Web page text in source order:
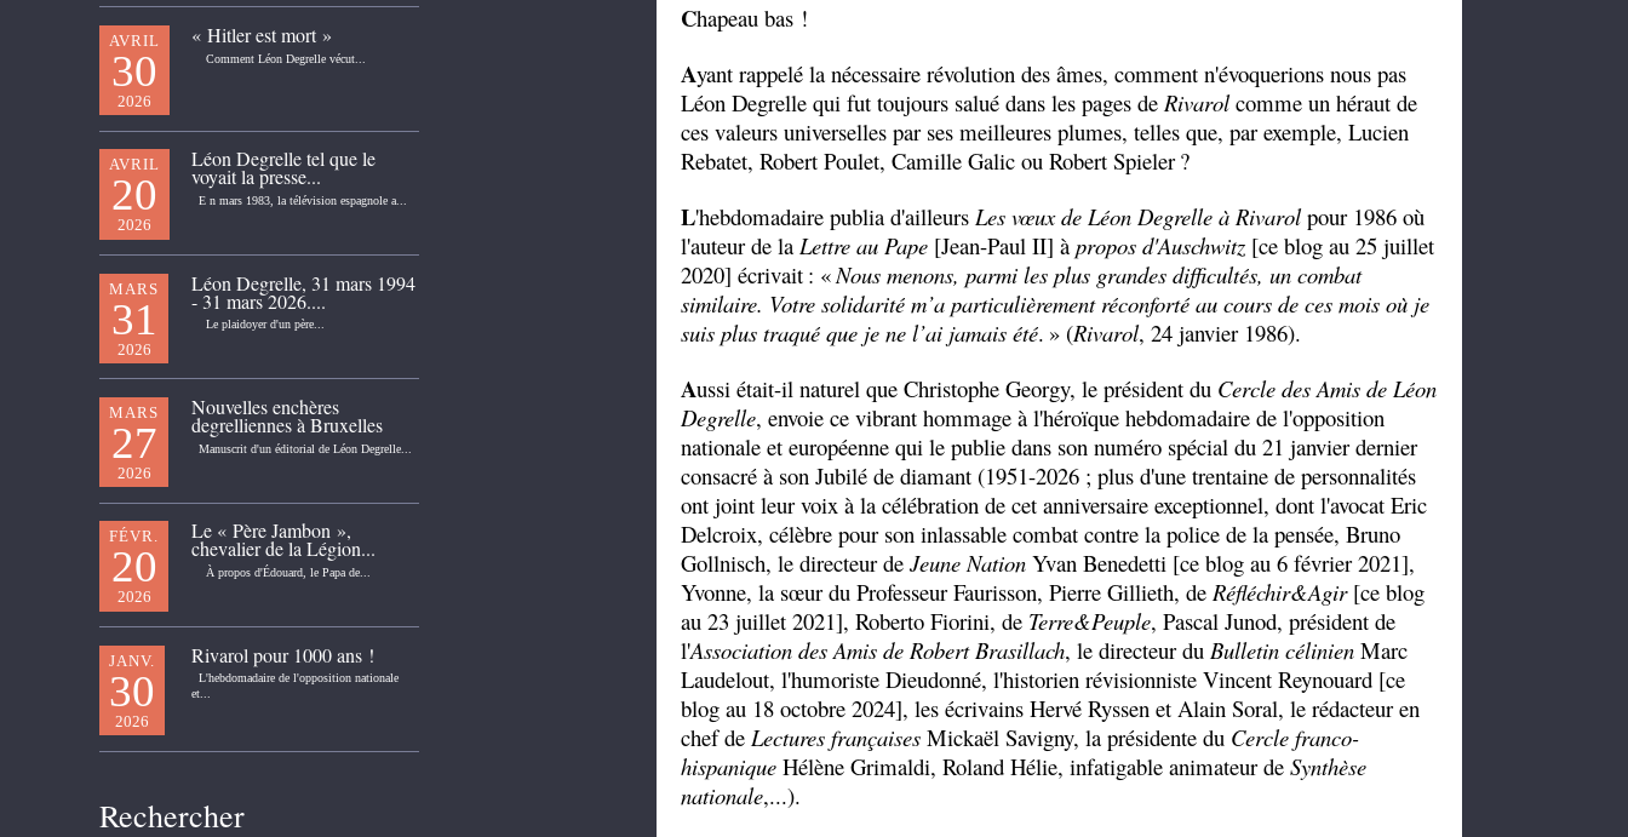
AVRIL
30
2026
« Hitler est mort »
Comment Léon Degrelle vécut...
AVRIL
20
2026
Léon Degrelle tel que le
voyait la presse...
E n mars 1983, la télévision espagnole a...
MARS
31
2026
Léon Degrelle, 31 mars 1994
- 31 mars 2026....
Le plaidoyer d'un père...
MARS
27
2026
Nouvelles enchères
degrelliennes à Bruxelles
Manuscrit d'un éditorial de Léon Degrelle...
FÉVR.
20
2026
Le « Père Jambon »,
chevalier de la Légion...
À propos d'Édouard, le Papa de...
JANV.
30
2026
Rivarol pour 1000 ans !
L'hebdomadaire de l'opposition nationale
et...
Rechercher
Chapeau bas !
Ayant rappelé la nécessaire révolution des âmes, comment n'évoquerions nous pas
Léon Degrelle qui fut toujours salué dans les pages deRivarolcomme un héraut de
ces valeurs universelles par ses meilleures plumes, telles que, par exemple, Lucien
Rebatet, Robert Poulet, Camille Galic ou Robert Spieler ?
L'hebdomadaire publia d'ailleursLes vœux de Léon Degrelle à Rivarolpour 1986 où
l'auteur de laLettre au Pape [Jean-Paul II] àpropos d'Auschwitz [ce blog au 25 juillet
2020] écrivait : «Nous menons, parmi les plus grandes difficultés, un combat
similaire. Votre solidarité m’a particulièrement réconforté au cours de ces mois où je
suis plus traqué que je ne l’ai jamais été. » (Rivarol, 24 janvier 1986).
Aussi était-il naturel que Christophe Georgy, le président du Cercle des Amis de Léon
Degrelle, envoie ce vibrant hommage à l'héroïque hebdomadaire de l'opposition
nationale et européenne qui le publie dans son numéro spécial du 21 janvier dernier
consacré à son Jubilé de diamant (1951-2026 ; plus d'une trentaine de personnalités
ont joint leur voix à la célébration de cet anniversaire exceptionnel, dont l'avocat Eric
Delcroix, célèbre pour son inlassable combat contre la police de la pensée, Bruno
Gollnisch, le directeur deJeune Nation Yvan Benedetti [ce blog au 6 février 2021],
Yvonne, la sœur du Professeur Faurisson, Pierre Gillieth, deRéfléchir&Agir[ce blog
au 23 juillet 2021], Roberto Fiorini, de Terre&Peuple, Pascal Junod, président de
l'Association des Amis de Robert Brasillach, le directeur duBulletin célinien Marc
Laudelout, l'humoriste Dieudonné, l'historien révisionniste Vincent Reynouard [ce
blog au 18 octobre 2024], les écrivains Hervé Ryssen et Alain Soral, le rédacteur en
chef deLectures françaises Mickaël Savigny, la présidente du Cercle franco-
hispanique Hélène Grimaldi, Roland Hélie, infatigable animateur deSynthèse
nationale,...).